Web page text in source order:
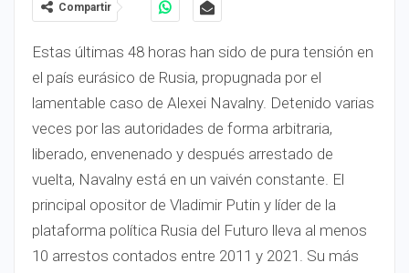
Compartir
Estas últimas 48 horas han sido de pura tensión en
el país eurásico de Rusia, propugnada por el
lamentable caso de Alexei Navalny. Detenido varias
veces por las autoridades de forma arbitraria,
liberado, envenenado y después arrestado de
vuelta, Navalny está en un vaivén constante. El
principal opositor de Vladimir Putin y líder de la
plataforma política Rusia del Futuro lleva al menos
10 arrestos contados entre 2011 y 2021. Su más